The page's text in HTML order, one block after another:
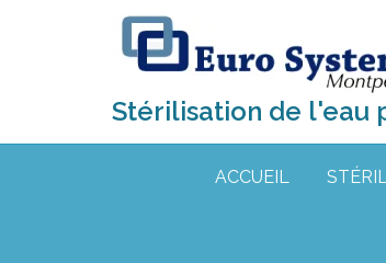
Stérilisation de l'eau
ACCUEIL